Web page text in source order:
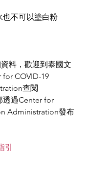
也不可以塗白粉
料，歡迎到泰國文
COVID-19
查閱
透過Center for
Administration發布
引